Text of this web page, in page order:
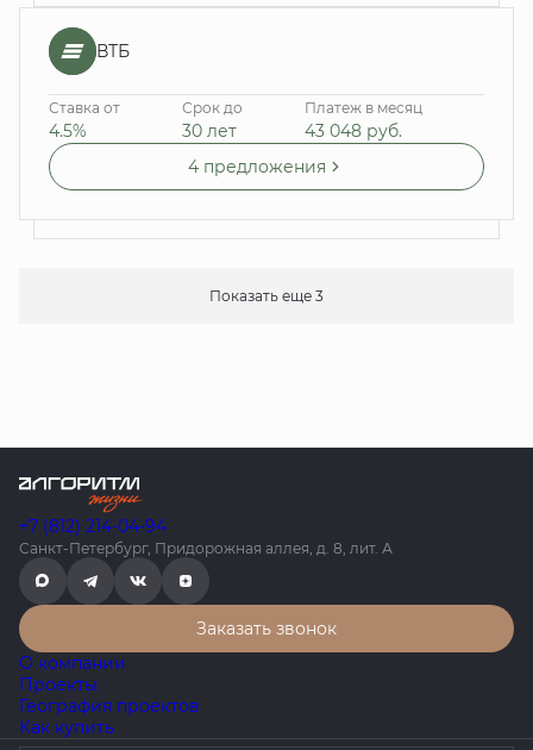
ВТБ
Ставка от
4.5%
Срок до
30 лет
Платеж в месяц
43 048 руб.
4 предложения
Показать еще 3
+7 (812) 214-04-94
Санкт-Петербург, Придорожная аллея, д. 8, лит. А
Заказать звонок
О компании
Проекты
География проектов
Как купить